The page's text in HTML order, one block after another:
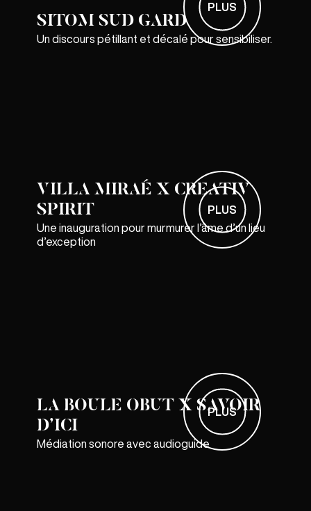
SITOM SUD GARD
Un discours pétillant et décalé pour sensibiliser.
PLUS
VILLA MIRAÉ X CREATIV
SPIRIT
Une inauguration pour murmurer l’âme d’un lieu
d’exception
PLUS
LA BOULE OBUT X SAVOIR
D’ICI
Médiation sonore avec audioguide
PLUS